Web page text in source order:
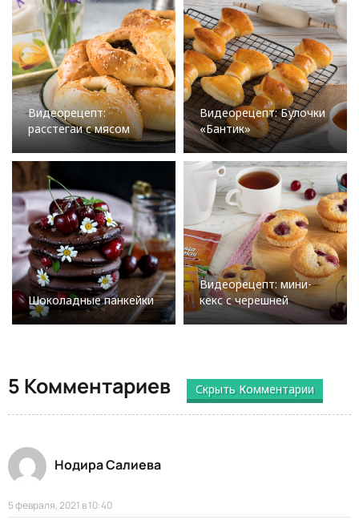
Видеорецепт:
расстегаи с мясом
Видеорецепт: Булочки
«Бантик»
Шоколадные панкейки
Видеорецепт: мини-
кекс с черешней
5 Комментариев Скрыть Комментарии
Нодира Салиева
5 февраля, 2021 в 10:40